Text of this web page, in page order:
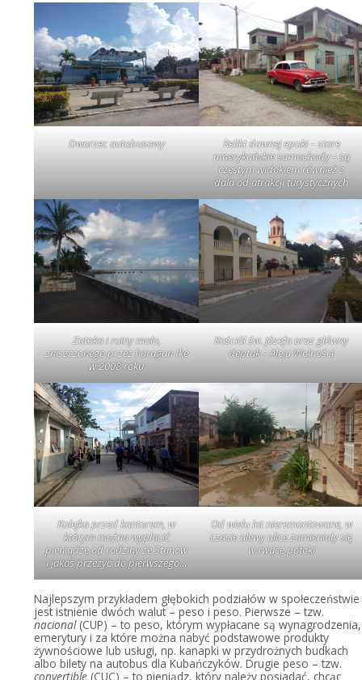
Dworzec autobusowy
Relikt dawnej epoki – stare
amerykańskie samochody – są
częstym widokiem również z
dala od atrakcji turystycznych
Zatoka i ruiny molo,
zniszczonego przez huragan Ike
w 2008 roku
Kościół św. Józefa oraz główny
deptak – Aleja Wolności
Kolejka przed kantorem, w
którym można wypłacić
pieniądze od rodziny ze Stanów
i jakoś przeżyć do pierwszego…
Od wielu lat nieremontowane, w
czasie ulewy ulice zamieniały się
w rwące potoki
Najlepszym przykładem głębokich podziałów w społeczeństwie
jest istnienie dwóch walut – peso i peso. Pierwsze – tzw.
nacional(CUP) – to peso, którym wypłacane są wynagrodzenia,
emerytury i za które można nabyć podstawowe produkty
żywnościowe lub usługi, np. kanapki w przydrożnych budkach
albo bilety na autobus dla Kubańczyków. Drugie peso – tzw.
convertible (CUC) – to pieniądz, który należy posiadać, chcąc